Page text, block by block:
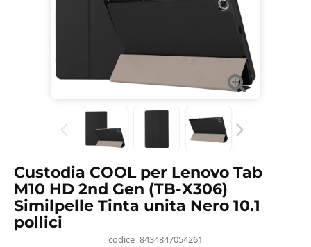
Custodia COOL per Lenovo Tab
M10 HD 2nd Gen (TB-X306)
Similpelle Tinta unita Nero 10.1
pollici
codice 8434847054261